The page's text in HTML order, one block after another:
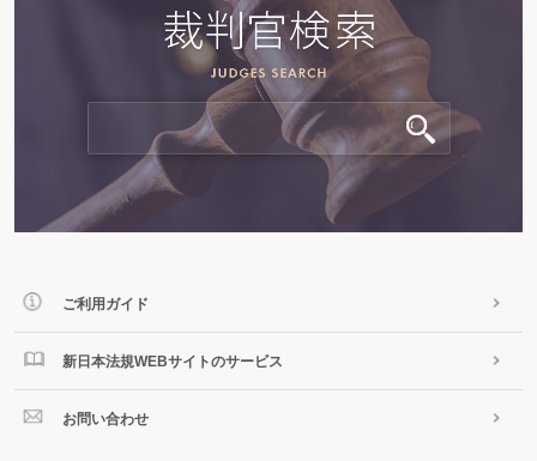
ご利用ガイド
新日本法規WEBサイトのサービス
お問い合わせ